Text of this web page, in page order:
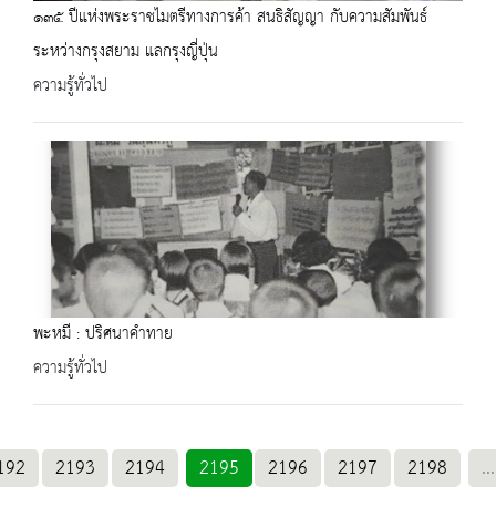
๑๓๕ ปีแห่งพระราชไมตรีทางการค้า สนธิสัญญา กับความสัมพันธ์
ระหว่างกรุงสยาม แลกรุงญี่ปุ่น
ความรู้ทั่วไป
พะหมี : ปริศนาคำทาย
ความรู้ทั่วไป
2193 2194 2195 2196 2197 2198 ...